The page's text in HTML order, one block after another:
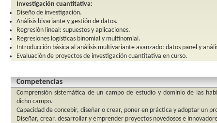
Investigación cuantitativa:
Diseño de investigación.
Análisis bivariante y gestión de datos.
Regresión lineal: supuestos y aplicaciones.
Regresiones logísticas binomial y multinomial.
Introducción básica al análisis multivariante avanzado: datos panel y
Evaluación de proyectos de investigación cuantitativa en curso.
Competencias
Comprensión sistemática de un campo de estudio y dominio de las
dicho campo.
Capacidad de concebir, diseñar o crear, poner en práctica y adoptar un
Diseñar, crear, desarrollar y emprender proyectos novedosos e